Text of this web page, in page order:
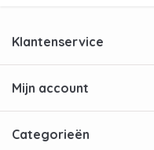
Klantenservice
Mijn account
Categorieën